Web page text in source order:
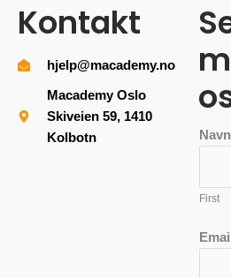
Kontakt
hjelp@macademy.no
Macademy Oslo
Skiveien 59, 1410
Kolbotn
Navn
First
Email